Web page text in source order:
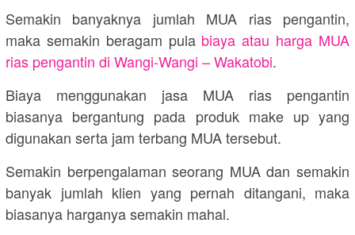
Semakin banyaknya jumlah MUA rias pengantin,
maka semakin beragam pula biaya atau harga MUA
rias pengantin di Wangi-Wangi – Wakatobi.
Biaya menggunakan jasa MUA rias pengantin
biasanya bergantung pada produk make up yang
digunakan serta jam terbang MUA tersebut.
Semakin berpengalaman seorang MUA dan semakin
banyak jumlah klien yang pernah ditangani, maka
biasanya harganya semakin mahal.